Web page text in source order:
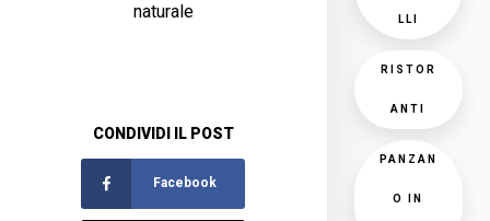
naturale
CONDIVIDI IL POST
Facebook
LLI
RISTOR
ANTI
PANZAN
O IN